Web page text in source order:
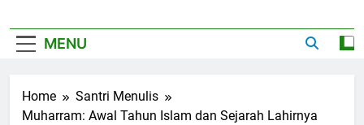
MENU
Home
Santri Menulis
Muharram: Awal Tahun Islam dan Sejarah Lahirnya